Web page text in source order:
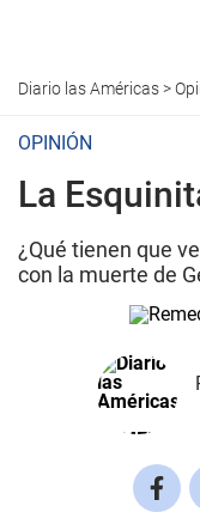
Diario las Américas>
OPINIÓN
La
¿Qué tienen que
con la muerte de